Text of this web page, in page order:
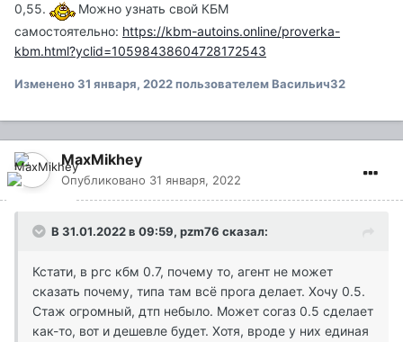
0,55.
Можно узнать свой КБМ
самостоятельно: https://kbm-autoins.online/proverka-
kbm.html?yclid=10598438604728172543
Изменено31 января, 2022пользователем Васильич32
MaxMikhey
Опубликовано 31 января, 2022
В 31.01.2022 в 09:59, pzm76 сказал:
Кстати, в ргс кбм 0.7, почему то, агент не может
сказать почему, типа там всё прога делает. Хочу 0.5.
Стаж огромный, дтп небыло. Может согаз 0.5 сделает
как-то, вот и дешевле будет. Хотя, вроде у них единая